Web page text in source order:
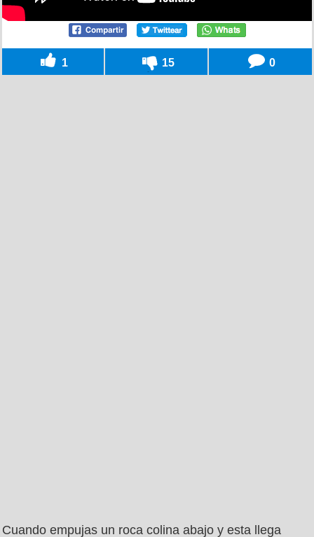
1 15 0
Cuando empujas un roca colina abajo y esta llega